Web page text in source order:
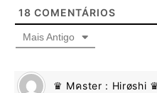
18 COMENTÁRIOS
Mais Antigo
♛ Mคster : Hirøshi ♛